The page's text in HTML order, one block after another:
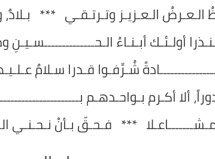
الـعـرضُ الـعـزيـز وتـرتـقـي *** بـلادٌ،
أولـئـك أبـنـاءُ
شُـرِّفـوا قـدرا سـلامٌ
ألا أكـرم بـواحـدهـم
*** فـحـقّ بـأنْ نـحـنـي